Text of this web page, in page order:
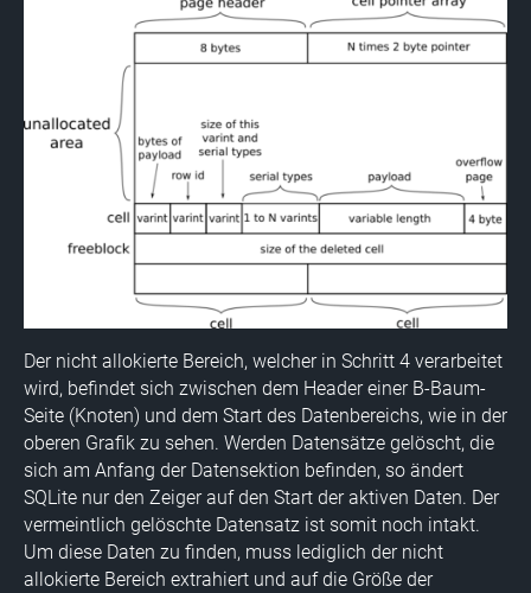
Der nicht allokierte Bereich, welcher in Schritt 4 verarbeitet
wird, befindet sich zwischen dem Header einer B-Baum-
Seite (Knoten) und dem Start des Datenbereichs, wie in der
oberen Grafik zu sehen. Werden Datensätze gelöscht, die
sich am Anfang der Datensektion befinden, so ändert
SQLite nur den Zeiger auf den Start der aktiven Daten. Der
vermeintlich gelöschte Datensatz ist somit noch intakt.
Um diese Daten zu finden, muss lediglich der nicht
allokierte Bereich extrahiert und auf die Größe der